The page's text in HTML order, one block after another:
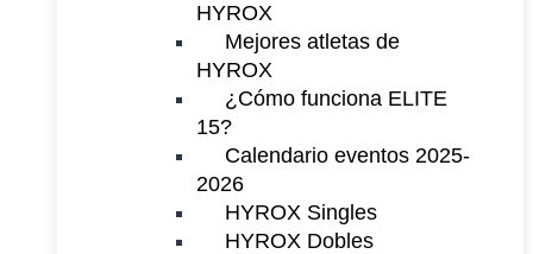
HYROX
Mejores atletas de
HYROX
¿Cómo funciona ELITE
15?
Calendario eventos 2025-
2026
HYROX Singles
HYROX Dobles